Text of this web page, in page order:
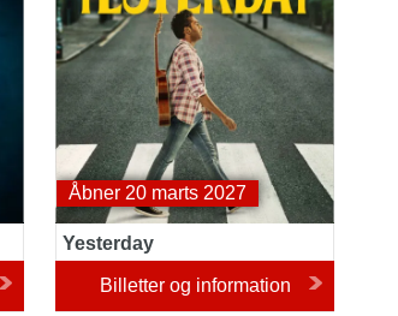
Åbner 20 marts 2027
Yesterday
Billetter og information